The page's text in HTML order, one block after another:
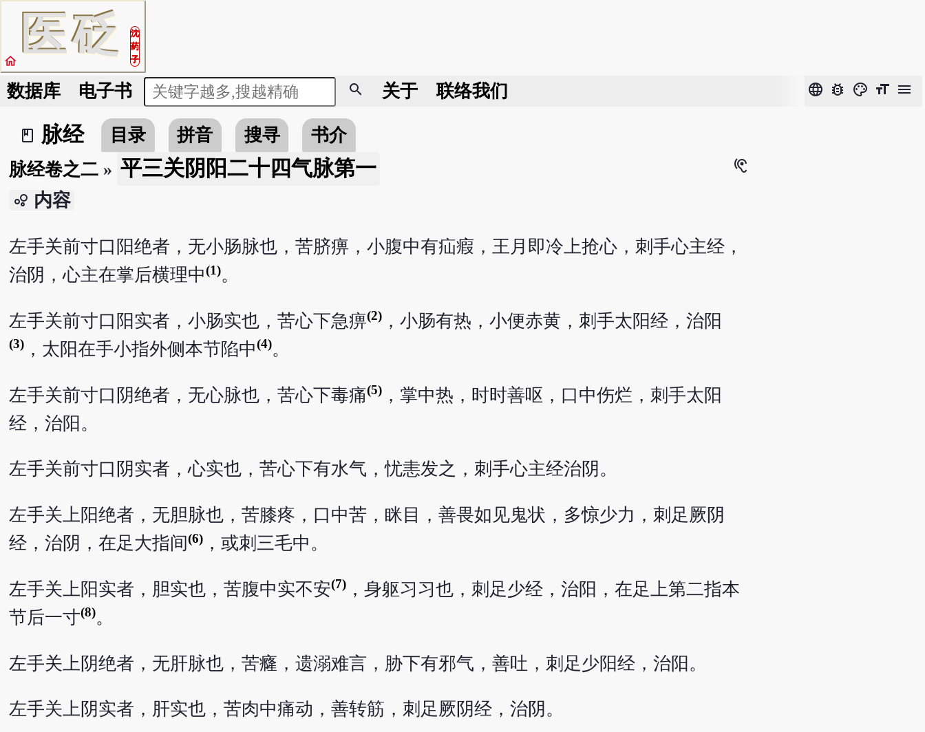
医砭
沈
药
子
home
数据库 电子书 search 关于 联络我们 language bug_report color_lens format_size menu
book_2
脉经 目录 拼音 搜寻
书介
脉经卷之二» 平三关阴阳二十四气脉第一 hearing
bubble_chart 内容
左手关前寸口阳绝者，无小肠脉也，苦脐痹，小腹中有疝瘕，王月即冷上抢心，刺手心主经，
治阴，心主在掌后横理中(1)。
左手关前寸口阳实者，小肠实也，苦心下急痹(2)，小肠有热，小便赤黄，刺手太阳经，治阳
(3)，太阳在手小指外侧本节陷中(4)。
左手关前寸口阴绝者，无心脉也，苦心下毒痛(5)，掌中热，时时善呕，口中伤烂，刺手太阳
经，治阳。
左手关前寸口阴实者，心实也，苦心下有水气，忧恚发之，刺手心主经治阴。
左手关上阳绝者，无胆脉也，苦膝疼，口中苦，眯目，善畏如见鬼状，多惊少力，刺足厥阴
经，治阴，在足大指间(6)，或刺三毛中。
左手关上阳实者，胆实也，苦腹中实不安(7)，身躯习习也，刺足少经，治阳，在足上第二指本
节后一寸(8)。
左手关上阴绝者，无肝脉也，苦癃，遗溺难言，胁下有邪气，善吐，刺足少阳经，治阳。
左手关上阴实者，肝实也，苦肉中痛动，善转筋，刺足厥阴经，治阴。